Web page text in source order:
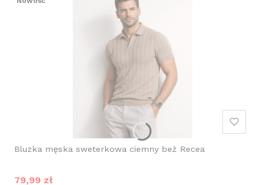
Bluzka męska sweterkowa ciemny beż Recea
Cena promocyjna
79,99 zł